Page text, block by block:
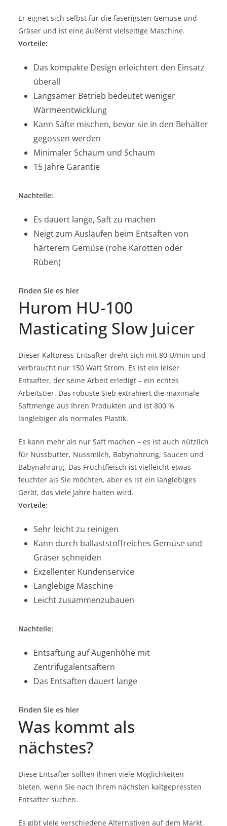
Er eignet sich selbst für die faserigsten Gemüse und
Gräser und ist eine äußerst vielseitige Maschine.
Vorteile:
Das kompakte Design erleichtert den Einsatz
überall
Langsamer Betrieb bedeutet weniger
Wärmeentwicklung
Kann Säfte mischen, bevor sie in den Behälter
gegossen werden
Minimaler Schaum und Schaum
15 Jahre Garantie
Nachteile:
Es dauert lange, Saft zu machen
Neigt zum Auslaufen beim Entsaften von
härterem Gemüse (rohe Karotten oder
Rüben)
Finden Sie es hier
Hurom HU-100
Masticating Slow Juicer
Dieser Kaltpress-Entsafter dreht sich mit 80 U/min und
verbraucht nur 150 Watt Strom. Es ist ein leiser
Entsafter, der seine Arbeit erledigt – ein echtes
Arbeitstier. Das robuste Sieb extrahiert die maximale
Saftmenge aus Ihren Produkten und ist 800 %
langlebiger als normales Plastik.
Es kann mehr als nur Saft machen – es ist auch nützlich
für Nussbutter, Nussmilch, Babynahrung, Saucen und
Babynahrung. Das Fruchtfleisch ist vielleicht etwas
feuchter als Sie möchten, aber es ist ein langlebiges
Gerät, das viele Jahre halten wird.
Vorteile:
Sehr leicht zu reinigen
Kann durch ballaststoffreiches Gemüse und
Gräser schneiden
Exzellenter Kundenservice
Langlebige Maschine
Leicht zusammenzubauen
Nachteile:
Entsaftung auf Augenhöhe mit
Zentrifugalentsaftern
Das Entsaften dauert lange
Finden Sie es hier
Was kommt als
nächstes?
Diese Entsafter sollten Ihnen viele Möglichkeiten
bieten, wenn Sie nach Ihrem nächsten kaltgepressten
Entsafter suchen.
Es gibt viele verschiedene Alternativen auf dem Markt,